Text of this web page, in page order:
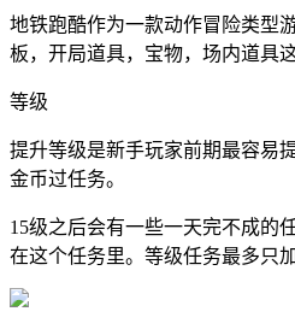
地铁跑酷作为一款动作冒险类型
板，开局道具，宝物，场内道具这
等级
提升等级是新手玩家前期最容易
金币过任务。
15级之后会有一些一天完不成的
在这个任务里。等级任务最多只